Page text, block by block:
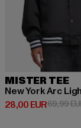
MISTER TEE
New York Arc
28,00 EUR
Derzeitiger Preis:
69,99